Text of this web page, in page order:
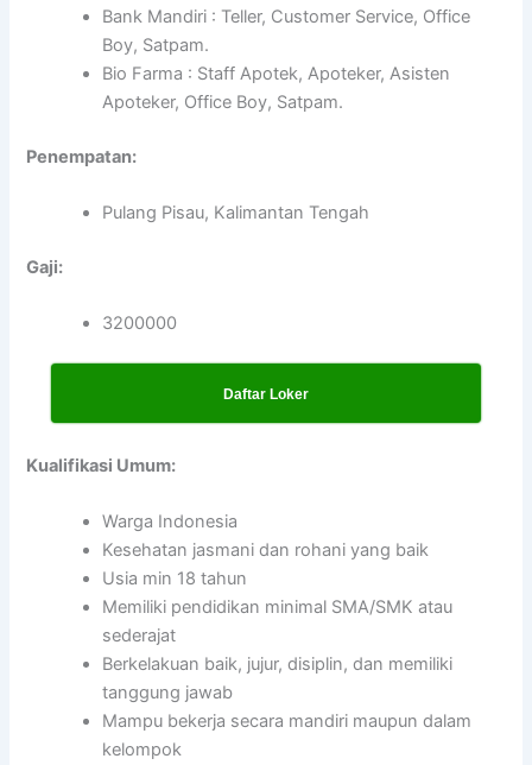
Bank Mandiri : Teller, Customer Service, Office
Boy, Satpam.
Bio Farma : Staff Apotek, Apoteker, Asisten
Apoteker, Office Boy, Satpam.
Penempatan:
Pulang Pisau, Kalimantan Tengah
Gaji:
3200000
Daftar Loker
Kualifikasi Umum:
Warga Indonesia
Kesehatan jasmani dan rohani yang baik
Usia min 18 tahun
Memiliki pendidikan minimal SMA/SMK atau
sederajat
Berkelakuan baik, jujur, disiplin, dan memiliki
tanggung jawab
Mampu bekerja secara mandiri maupun dalam
kelompok